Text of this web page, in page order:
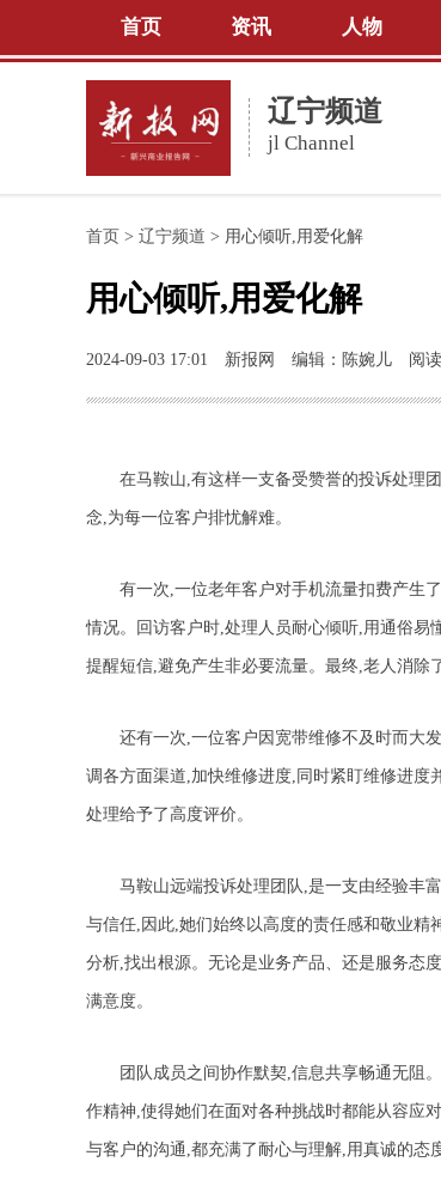
首页 资讯 人物
辽宁频道
jl Channel
首页 > 辽宁频道 > 用心倾听,用爱化解
用心倾听,用爱化解
2024-09-03 17:01 新报网 编辑：陈婉儿 阅
在马鞍山,有这样一支备受赞誉的投诉处理
念,为每一位客户排忧解难。
有一次,一位老年客户对手机流量扣费产生
情况。回访客户时,处理人员耐心倾听,用通俗
提醒短信,避免产生非必要流量。最终,老人消除
还有一次,一位客户因宽带维修不及时而大
调各方面渠道,加快维修进度,同时紧盯维修进
处理给予了高度评价。
马鞍山远端投诉处理团队,是一支由经验丰
与信任,因此,她们始终以高度的责任感和敬业
分析,找出根源。无论是业务产品、还是服务态
满意度。
团队成员之间协作默契,信息共享畅通无阻
作精神,使得她们在面对各种挑战时都能从容应
与客户的沟通,都充满了耐心与理解,用真诚的态